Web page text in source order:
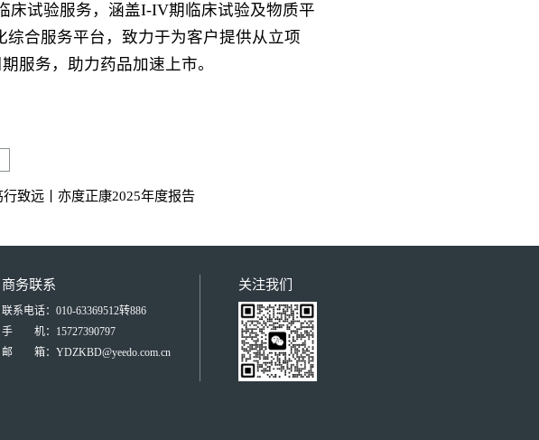
床试验服务，涵盖I-IV期临床试验及物质平
合服务平台，致力于为客户提供从立项
服务，助力药品加速上市。
致远丨亦度正康2025年度报告
商务联系
联系电话：010-63369512转886
手 机：15727390797
邮 箱：YDZKBD@yeedo.com.cn
关注我们